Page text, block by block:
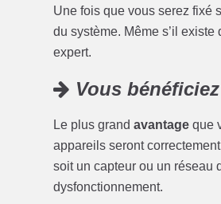
Une fois que vous serez fixé
du système. Même s’il
expert.
Vous
Le plus grandavantage que
appareils seront
soit un capteur ou un réseau
dysfonctionnement.